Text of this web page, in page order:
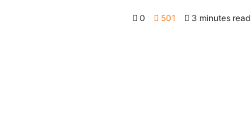
0 501 3 minutes read